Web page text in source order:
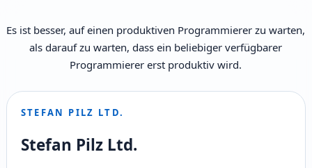
Es ist besser, auf einen produktiven Programmierer zu warten,
als darauf zu warten, dass ein beliebiger verfügbarer
Programmierer erst produktiv wird.
STEFAN PILZ LTD.
Stefan Pilz Ltd.